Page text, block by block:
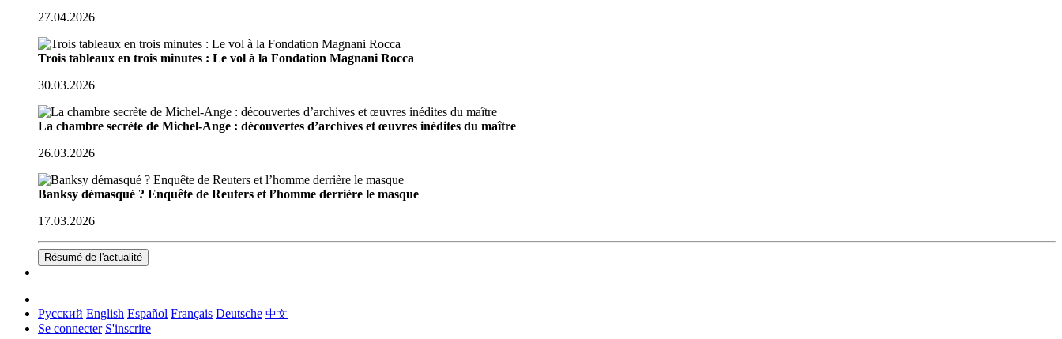
27.04.2026
Trois tableaux en trois minutes : Le vol à la Fondation Magnani Rocca
30.03.2026
La chambre secrète de Michel-Ange : découvertes d’archives et œuvres inédites du maître
26.03.2026
Banksy démasqué ? Enquête de Reuters et l’homme derrière le masque
17.03.2026
Résumé de l'actualité
Русский English Español Français Deutsche 中文
Se connecter S'inscrire